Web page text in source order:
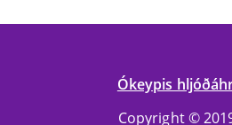
Ókeypis
Copyright ©